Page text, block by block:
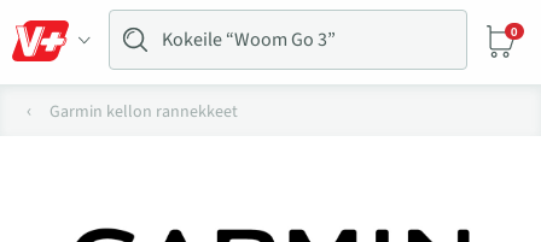
0
Garmin kellon rannekkeet